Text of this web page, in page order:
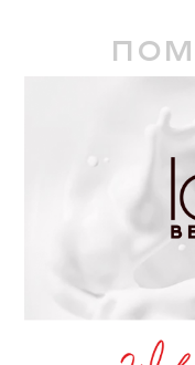
Благодаря
может
средств в
Для век:
теней.